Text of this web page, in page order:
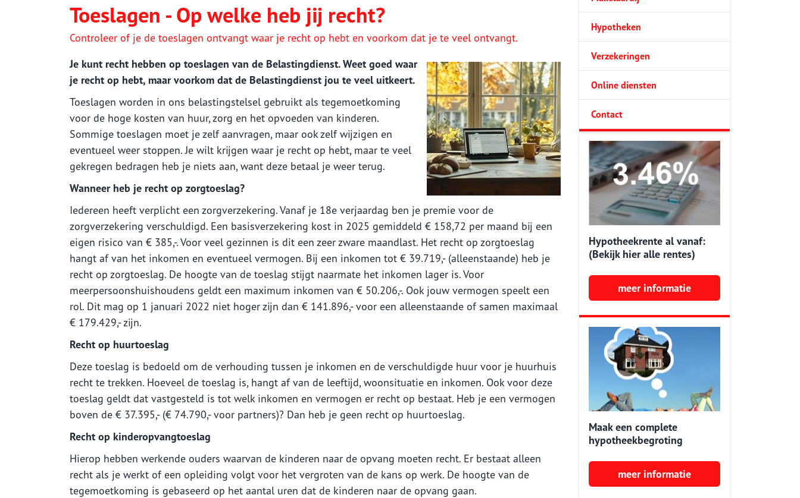
Zorgverzekering
Sparen
Toeslagen - Op welke heb jij recht?
Controleer of je de toeslagen ontvangt waar je recht op hebt en voorkom dat je te veel ontvangt.
Je kunt recht hebben op toeslagen van de Belastingdienst. Weet goed waar
je recht op hebt, maar voorkom dat de Belastingdienst jou te veel uitkeert.
Toeslagen worden in ons belastingstelsel gebruikt als tegemoetkoming
voor de hoge kosten van huur, zorg en het opvoeden van kinderen.
Sommige toeslagen moet je zelf aanvragen, maar ook zelf wijzigen en
eventueel weer stoppen. Je wilt krijgen waar je recht op hebt, maar te veel
gekregen bedragen heb je niets aan, want deze betaal je weer terug.
Wanneer heb je recht op zorgtoeslag?
Iedereen heeft verplicht een zorgverzekering. Vanaf je 18e verjaardag ben je premie voor de
zorgverzekering verschuldigd. Een basisverzekering kost in 2025 gemiddeld € 158,72 per maand bij een
eigen risico van € 385,-. Voor veel gezinnen is dit een zeer zware maandlast. Het recht op zorgtoeslag
hangt af van het inkomen en eventueel vermogen. Bij een inkomen tot € 39.719,- (alleenstaande) heb je
recht op zorgtoeslag. De hoogte van de toeslag stijgt naarmate het inkomen lager is. Voor
meerpersoonshuishoudens geldt een maximum inkomen van € 50.206,-. Ook jouw vermogen speelt een
rol. Dit mag op 1 januari 2022 niet hoger zijn dan € 141.896,- voor een alleenstaande of samen maximaal
€ 179.429,- zijn.
Recht op huurtoeslag
Deze toeslag is bedoeld om de verhouding tussen je inkomen en de verschuldigde huur voor je huurhuis
recht te trekken. Hoeveel de toeslag is, hangt af van de leeftijd, woonsituatie en inkomen. Ook voor deze
toeslag geldt dat vastgesteld is tot welk inkomen en vermogen er recht op bestaat. Heb je een vermogen
boven de € 37.395,- (€ 74.790,- voor partners)? Dan heb je geen recht op huurtoeslag.
Recht op kinderopvangtoeslag
Hierop hebben werkende ouders waarvan de kinderen naar de opvang moeten recht. Er bestaat alleen
recht als je werkt of een opleiding volgt voor het vergroten van de kans op werk. De hoogte van de
tegemoetkoming is gebaseerd op het aantal uren dat de kinderen naar de opvang gaan.
Hypotheken
Verzekeringen
Online diensten
Contact
Hypotheekrente al vanaf:
(Bekijk hier alle rentes)
meer informatie
Maak een complete
hypotheekbegroting
meer informatie